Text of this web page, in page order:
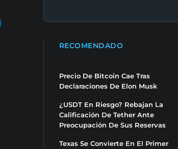
RECOMENDADO
Precio De Bitcoin Cae Tras
Declaraciones De Elon Musk
¿USDT En Riesgo? Rebajan La
Calificación De Tether Ante
Preocupación De Sus Reservas
Texas Se Convierte En El Primer